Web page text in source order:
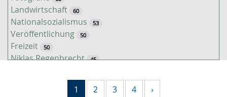
Landwirtschaft 60
Nationalsozialismus 53
Veröffentlichung 50
Freizeit 50
Niklas Regenbrecht 45
1 2 3 4 ›